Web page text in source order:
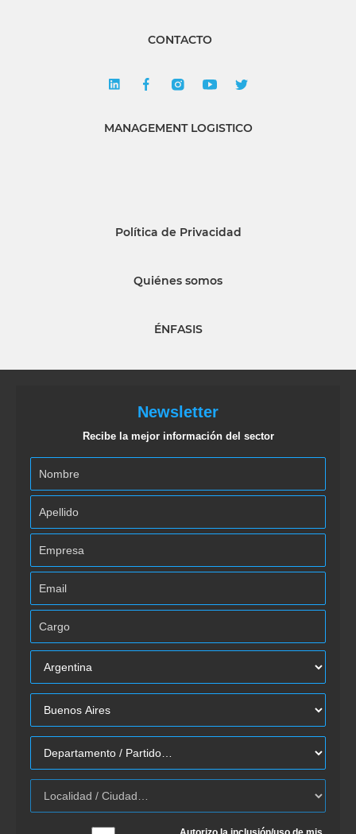
CONTACTO
MANAGEMENT LOGISTICO
Política de Privacidad
Quiénes somos
ÉNFASIS
Newsletter
Recibe la mejor información del sector